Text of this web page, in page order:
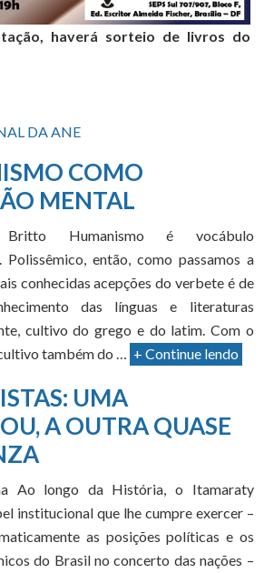
haverá sorteio de livros do
DA ANE
COMO
MENTAL
Humanismo é vocábulo
Polissêmico, então, como passamos a
conhecidas acepções do verbete é de
das línguas e literaturas
cultivo do grego e do latim. Com o
também do … + Continue lendo
UMA
A OUTRA QUASE
Ao longo da História, o Itamaraty
institucional que lhe cumpre exercer –
as posições políticas e os
do Brasil no concerto das nações –